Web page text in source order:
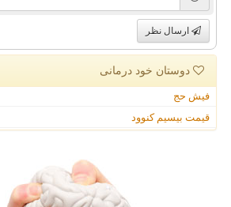
ارسال نظر
دوستان خود درمانی
فیش حج
قیمت بیسیم کنوود